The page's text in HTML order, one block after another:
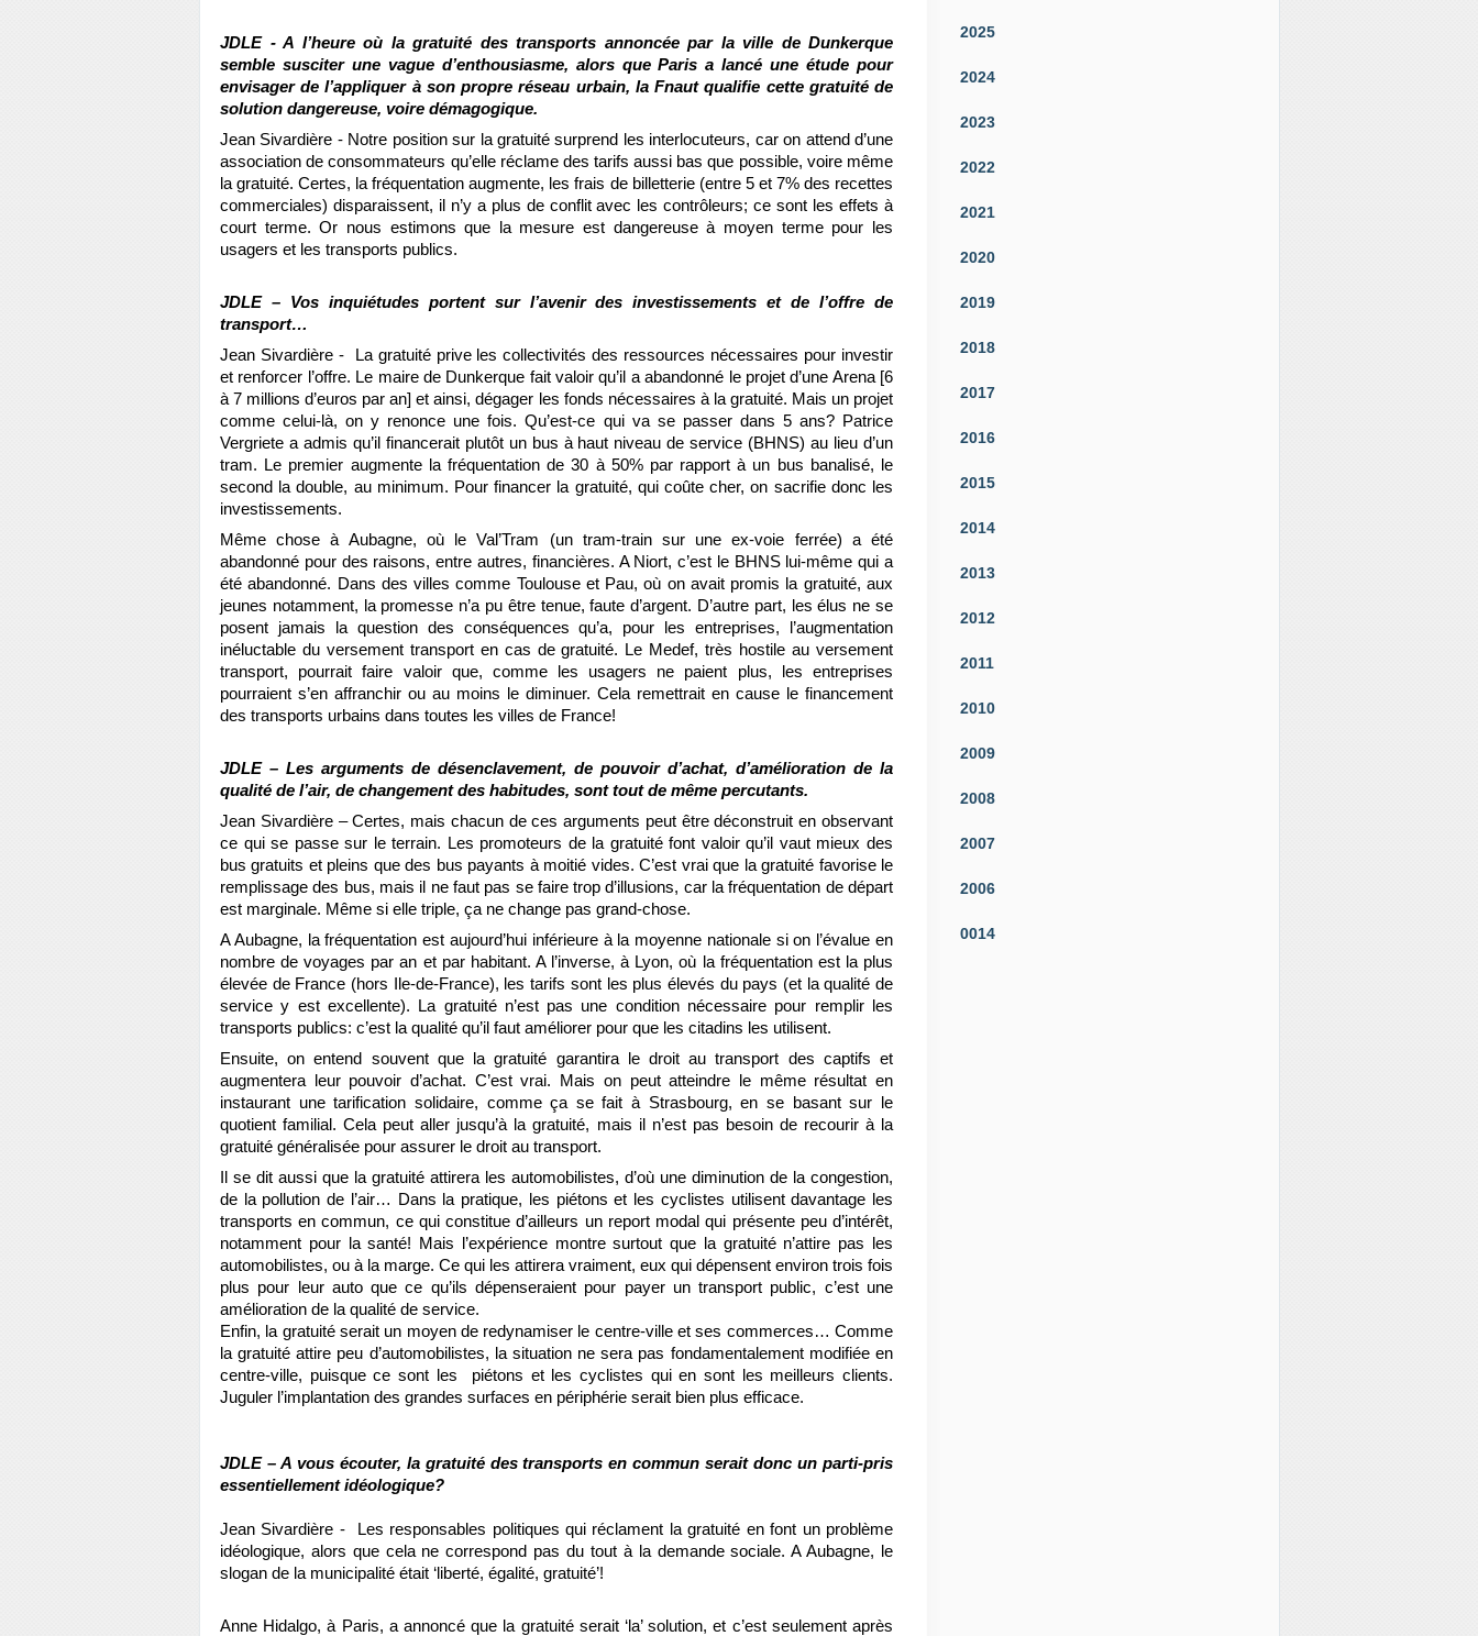
JDLE - A l’heure où la gratuité des transports annoncée par la ville de Dunkerque
semble susciter une vague d’enthousiasme, alors que Paris a lancé une étude pour
envisager de l’appliquer à son propre réseau urbain, la Fnaut qualifie cette gratuité de
solution dangereuse, voire démagogique.
Jean Sivardière - Notre position sur la gratuité surprend les interlocuteurs, car on attend d’une
association de consommateurs qu’elle réclame des tarifs aussi bas que possible, voire même
la gratuité. Certes, la fréquentation augmente, les frais de billetterie (entre 5 et 7% des recettes
commerciales) disparaissent, il n’y a plus de conflit avec les contrôleurs; ce sont les effets à
court terme. Or nous estimons que la mesure est dangereuse à moyen terme pour les
usagers et les transports publics.
JDLE – Vos inquiétudes portent sur l’avenir des investissements et de l’offre de
transport…
Jean Sivardière - La gratuité prive les collectivités des ressources nécessaires pour investir
et renforcer l’offre. Le maire de Dunkerque fait valoir qu’il a abandonné le projet d’une Arena [6
à 7 millions d’euros par an] et ainsi, dégager les fonds nécessaires à la gratuité. Mais un projet
comme celui-là, on y renonce une fois. Qu’est-ce qui va se passer dans 5 ans? Patrice
Vergriete a admis qu’il financerait plutôt un bus à haut niveau de service (BHNS) au lieu d’un
tram. Le premier augmente la fréquentation de 30 à 50% par rapport à un bus banalisé, le
second la double, au minimum. Pour financer la gratuité, qui coûte cher, on sacrifie donc les
investissements.
Même chose à Aubagne, où le Val’Tram (un tram-train sur une ex-voie ferrée) a été
abandonné pour des raisons, entre autres, financières. A Niort, c’est le BHNS lui-même qui a
été abandonné. Dans des villes comme Toulouse et Pau, où on avait promis la gratuité, aux
jeunes notamment, la promesse n’a pu être tenue, faute d’argent. D’autre part, les élus ne se
posent jamais la question des conséquences qu’a, pour les entreprises, l’augmentation
inéluctable du versement transport en cas de gratuité. Le Medef, très hostile au versement
transport, pourrait faire valoir que, comme les usagers ne paient plus, les entreprises
pourraient s’en affranchir ou au moins le diminuer. Cela remettrait en cause le financement
des transports urbains dans toutes les villes de France!
JDLE – Les arguments de désenclavement, de pouvoir d’achat, d’amélioration de la
qualité de l’air, de changement des habitudes, sont tout de même percutants.
Jean Sivardière – Certes, mais chacun de ces arguments peut être déconstruit en observant
ce qui se passe sur le terrain. Les promoteurs de la gratuité font valoir qu’il vaut mieux des
bus gratuits et pleins que des bus payants à moitié vides. C’est vrai que la gratuité favorise le
remplissage des bus, mais il ne faut pas se faire trop d’illusions, car la fréquentation de départ
est marginale. Même si elle triple, ça ne change pas grand-chose.
A Aubagne, la fréquentation est aujourd’hui inférieure à la moyenne nationale si on l’évalue en
nombre de voyages par an et par habitant. A l’inverse, à Lyon, où la fréquentation est la plus
élevée de France (hors Ile-de-France), les tarifs sont les plus élevés du pays (et la qualité de
service y est excellente). La gratuité n’est pas une condition nécessaire pour remplir les
transports publics: c’est la qualité qu’il faut améliorer pour que les citadins les utilisent.
Ensuite, on entend souvent que la gratuité garantira le droit au transport des captifs et
augmentera leur pouvoir d’achat. C’est vrai. Mais on peut atteindre le même résultat en
instaurant une tarification solidaire, comme ça se fait à Strasbourg, en se basant sur le
quotient familial. Cela peut aller jusqu’à la gratuité, mais il n’est pas besoin de recourir à la
gratuité généralisée pour assurer le droit au transport.
Il se dit aussi que la gratuité attirera les automobilistes, d’où une diminution de la congestion,
de la pollution de l’air… Dans la pratique, les piétons et les cyclistes utilisent davantage les
transports en commun, ce qui constitue d’ailleurs un report modal qui présente peu d’intérêt,
notamment pour la santé! Mais l’expérience montre surtout que la gratuité n’attire pas les
automobilistes, ou à la marge. Ce qui les attirera vraiment, eux qui dépensent environ trois fois
plus pour leur auto que ce qu’ils dépenseraient pour payer un transport public, c’est une
amélioration de la qualité de service.
Enfin, la gratuité serait un moyen de redynamiser le centre-ville et ses commerces… Comme
la gratuité attire peu d’automobilistes, la situation ne sera pas fondamentalement modifiée en
centre-ville, puisque ce sont les piétons et les cyclistes qui en sont les meilleurs clients.
Juguler l’implantation des grandes surfaces en périphérie serait bien plus efficace.
JDLE – A vous écouter, la gratuité des transports en commun serait donc un parti-pris
essentiellement idéologique?
Jean Sivardière - Les responsables politiques qui réclament la gratuité en font un problème
idéologique, alors que cela ne correspond pas du tout à la demande sociale. A Aubagne, le
slogan de la municipalité était ‘liberté, égalité, gratuité’!
Anne Hidalgo, à Paris, a annoncé que la gratuité serait ‘la’ solution, et c’est seulement après
2025
2024
2023
2022
2021
2020
2019
2018
2017
2016
2015
2014
2013
2012
2011
2010
2009
2008
2007
2006
0014